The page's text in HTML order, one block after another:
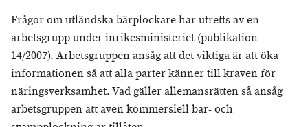
Frågor om utländska bärplockare har utretts av en
arbetsgrupp under inrikesministeriet (publikation
14/2007). Arbetsgruppen ansåg att det viktiga är att öka
informationen så att alla parter känner till kraven för
näringsverksamhet. Vad gäller allemansrätten så ansåg
arbetsgruppen att även kommersiell bär- och